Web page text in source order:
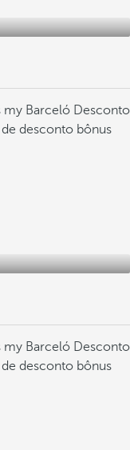
my Barceló Desconto
de desconto bônus
my Barceló Desconto
de desconto bônus